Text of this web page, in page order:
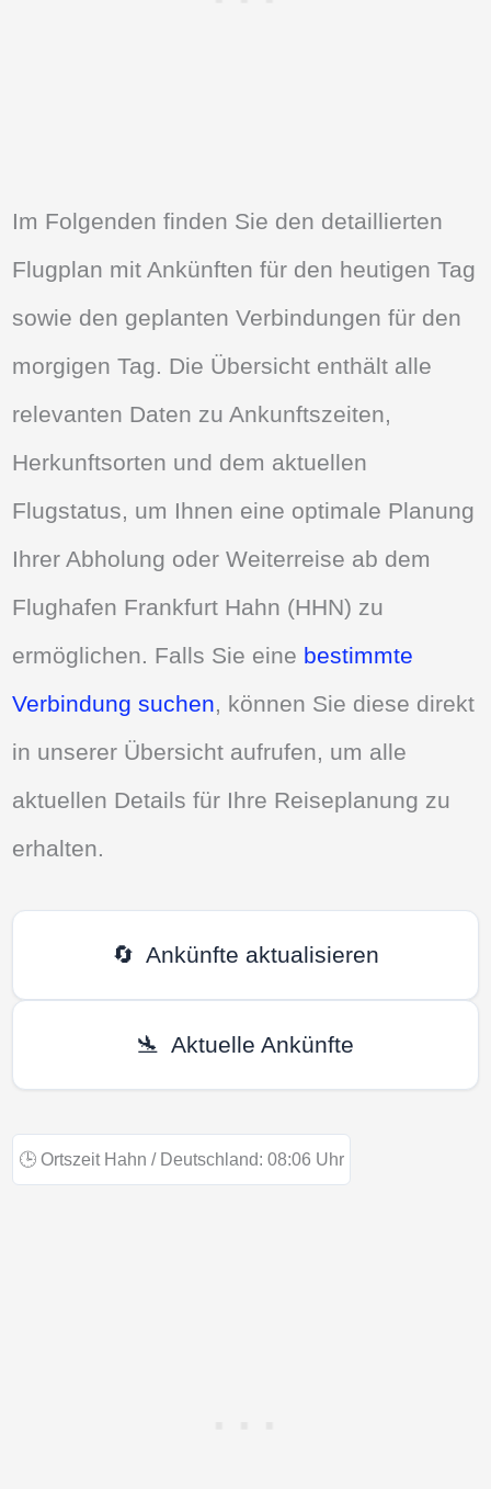
Im Folgenden finden Sie den detaillierten
Flugplan mit Ankünften für den heutigen Tag
sowie den geplanten Verbindungen für den
morgigen Tag. Die Übersicht enthält alle
relevanten Daten zu Ankunftszeiten,
Herkunftsorten und dem aktuellen
Flugstatus, um Ihnen eine optimale Planung
Ihrer Abholung oder Weiterreise ab dem
Flughafen Frankfurt Hahn (HHN) zu
ermöglichen. Falls Sie eine bestimmte
Verbindung suchen, können Sie diese direkt
in unserer Übersicht aufrufen, um alle
aktuellen Details für Ihre Reiseplanung zu
erhalten.
🔄 Ankünfte aktualisieren
🛬 Aktuelle Ankünfte
🕒 Ortszeit Hahn / Deutschland: 08:06 Uhr